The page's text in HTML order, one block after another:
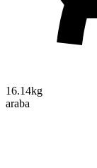
16.14kg
araba